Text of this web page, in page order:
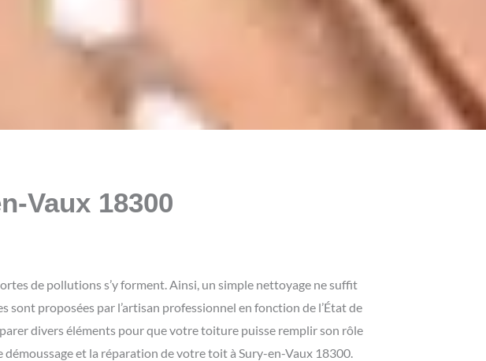
Vaux 18300
de pollutions s’y forment. Ainsi, un simple nettoyage ne suffit
proposées par l’artisan professionnel en fonction de l’État de
divers éléments pour que votre toiture puisse remplir son rôle
et la réparation de votre toit à Sury-en-Vaux 18300.